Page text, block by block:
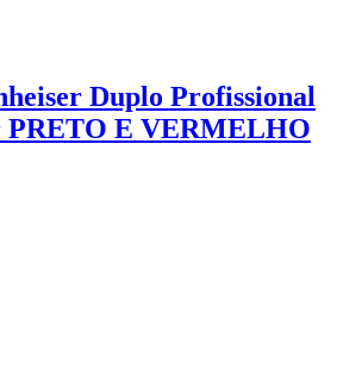
Duplo Profissional
PRETO E VERMELHO